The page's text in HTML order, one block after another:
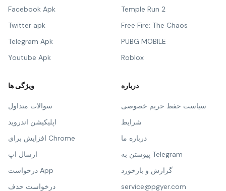
Facebook Apk
Twitter apk
Telegram Apk
Youtube Apk
Temple Run 2
Free Fire: The Chaos
PUBG MOBILE
Roblox
ویژگی ها
سوالات متداول
اپلیکیشن اندروید
افزایش برای Chrome
ارسال اپ
درخواست App
درخواست حذف
درباره
سیاست حفظ حریم خصوصی
شرایط
درباره ما
پیوستن به Telegram
گزارش و بازخورد
service@pgyer.com